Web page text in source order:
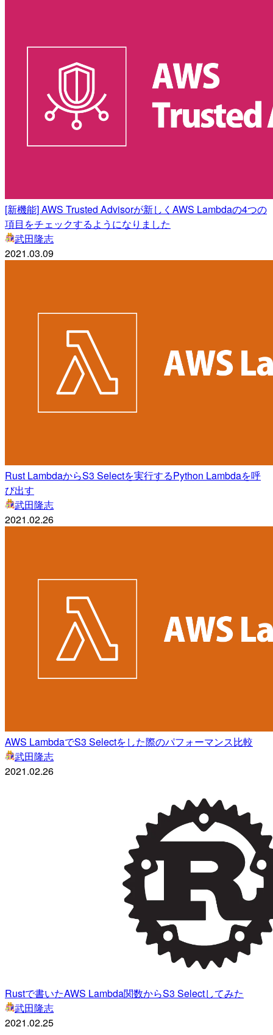
[新機能] AWS Trusted Advisorが新しくAWS Lambdaの4つの
項目をチェックするようになりました
武田隆志
2021.03.09
Rust LambdaからS3 Selectを実行するPython Lambdaを呼
び出す
武田隆志
2021.02.26
AWS LambdaでS3 Selectをした際のパフォーマンス比較
武田隆志
2021.02.26
Rustで書いたAWS Lambda関数からS3 Selectしてみた
武田隆志
2021.02.25